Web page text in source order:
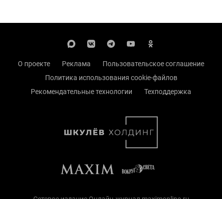
О проекте Реклама
Пользовательское соглашение
Политика использования cookie-файлов
Рекомендательные технологии
Техподдержка